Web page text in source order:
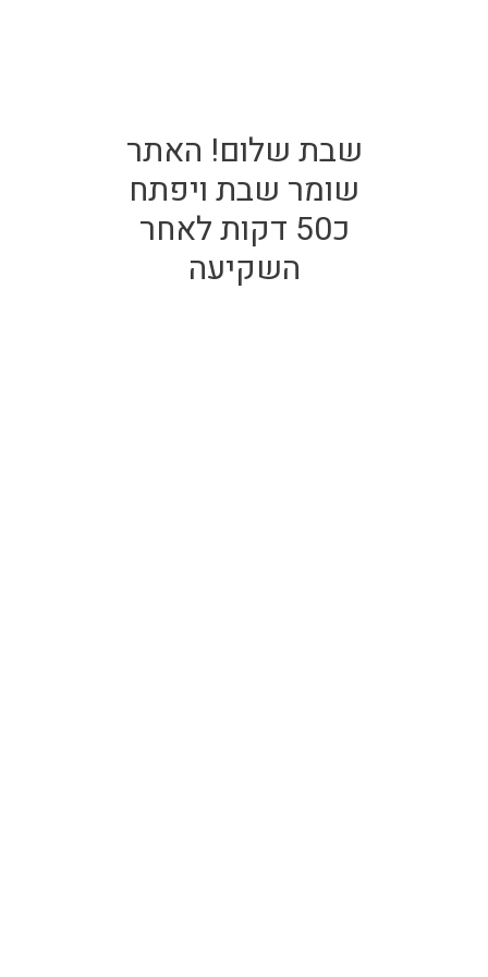
שבת שלום! האתר
שומר שבת ויפתח
כ50 דקות לאחר
השקיעה